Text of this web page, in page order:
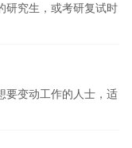
研究生，或考研复试时
要变动工作的人士，适